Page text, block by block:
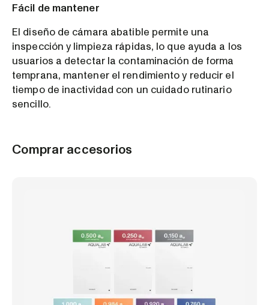
Fácil de mantener
El diseño de cámara abatible permite una
inspección y limpieza rápidas, lo que ayuda a los
usuarios a detectar la contaminación de forma
temprana, mantener el rendimiento y reducir el
tiempo de inactividad con un cuidado rutinario
sencillo.
Comprar accesorios